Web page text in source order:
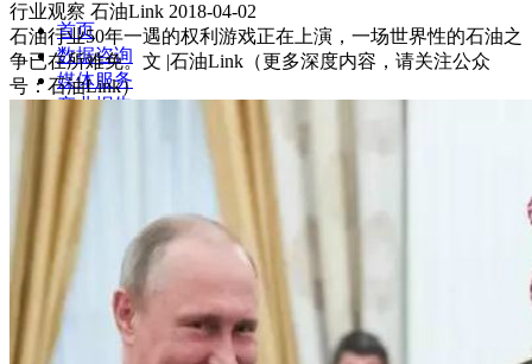
首页
数据咨询
媒体服务
产业报告
油气数字化
行业观察 石油Link 2018-04-02
石油行业50年一遇的权利游戏正在上演，一场世界性的石油之
争已在所难免。文 |石油Link（更多深度内容，请关注公众
号：石油Link）